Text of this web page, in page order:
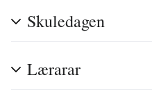
Skuledagen
Lærarar